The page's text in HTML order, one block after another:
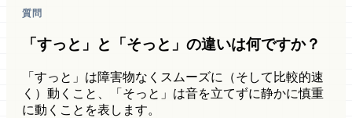
質問
「すっと」と「そっと」の違いは何ですか？
「すっと」は障害物なくスムーズに（そして比較的速
く）動くこと、「そっと」は音を立てずに静かに慎重
に動くことを表します。